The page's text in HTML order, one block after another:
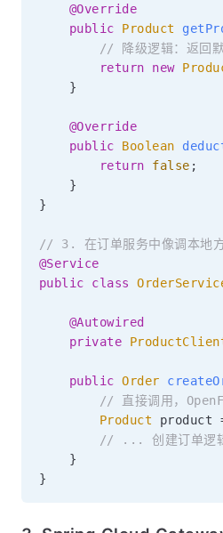
@Override
public
Product
// 降级逻辑：返回
return
new
}
@Override
public
Boolean
return
false ;
}
}
// 3. 在订单服务中像调本地方
@Service
public
class
@Autowired
private
public Order
// 直接调用，
Product product
// ... 创建订单逻
}
}